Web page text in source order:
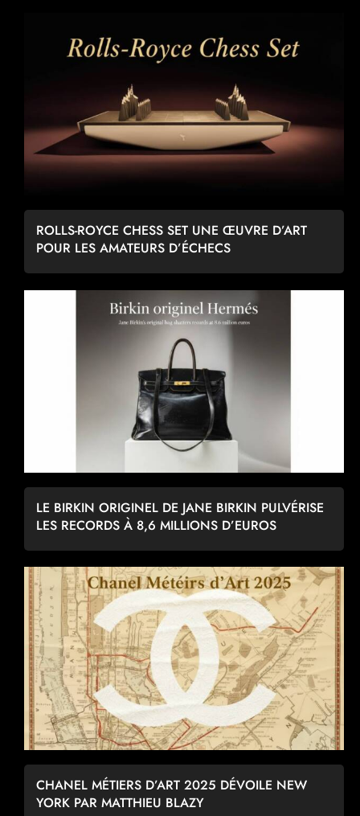
ROLLS-ROYCE CHESS SET UNE ŒUVRE D’ART
POUR LES AMATEURS D’ÉCHECS
LE BIRKIN ORIGINEL DE JANE BIRKIN PULVÉRISE
LES RECORDS À 8,6 MILLIONS D’EUROS
CHANEL MÉTIERS D’ART 2025 DÉVOILE NEW
YORK PAR MATTHIEU BLAZY